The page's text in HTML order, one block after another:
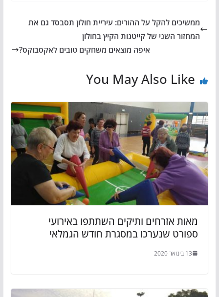
ממשיכים להקל על ההורים: עיריית חולון תסבסד גם את
המחזור השני של קייטנות הקיץ בחולון
איפה מוצאים משחקים טובים לאקסבוקס?
You May Also Like
מאות אזרחים ותיקים השתתפו באירועי
ספורט שנערכו במסגרת חודש הגמלאי
13 בינואר 2020